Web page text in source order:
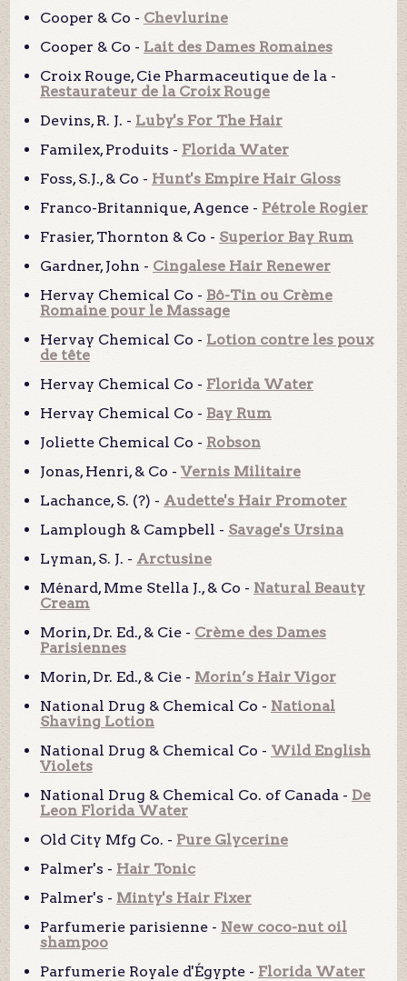
Cooper & Co - Chevlurine
Cooper & Co - Lait des Dames Romaines
Croix Rouge, Cie Pharmaceutique de la -
Restaurateur de la Croix Rouge
Devins, R. J. - Luby's For The Hair
Familex, Produits - Florida Water
Foss, S.J., & Co - Hunt's Empire Hair Gloss
Franco-Britannique, Agence - Pétrole Rogier
Frasier, Thornton & Co - Superior Bay Rum
Gardner, John - Cingalese Hair Renewer
Hervay Chemical Co - Bô-Tin ou Crème
Romaine pour le Massage
Hervay Chemical Co - Lotion contre les poux
de tête
Hervay Chemical Co - Florida Water
Hervay Chemical Co - Bay Rum
Joliette Chemical Co - Robson
Jonas, Henri, & Co - Vernis Militaire
Lachance, S. (?) - Audette's Hair Promoter
Lamplough & Campbell - Savage's Ursina
Lyman, S. J. - Arctusine
Ménard, Mme Stella J., & Co - Natural Beauty
Cream
Morin, Dr. Ed., & Cie - Crème des Dames
Parisiennes
Morin, Dr. Ed., & Cie - Morin’s Hair Vigor
National Drug & Chemical Co - National
Shaving Lotion
National Drug & Chemical Co - Wild English
Violets
National Drug & Chemical Co. of Canada - De
Leon Florida Water
Old City Mfg Co. - Pure Glycerine
Palmer's - Hair Tonic
Palmer's - Minty's Hair Fixer
Parfumerie parisienne - New coco-nut oil
shampoo
Parfumerie Royale d'Égypte - Florida Water